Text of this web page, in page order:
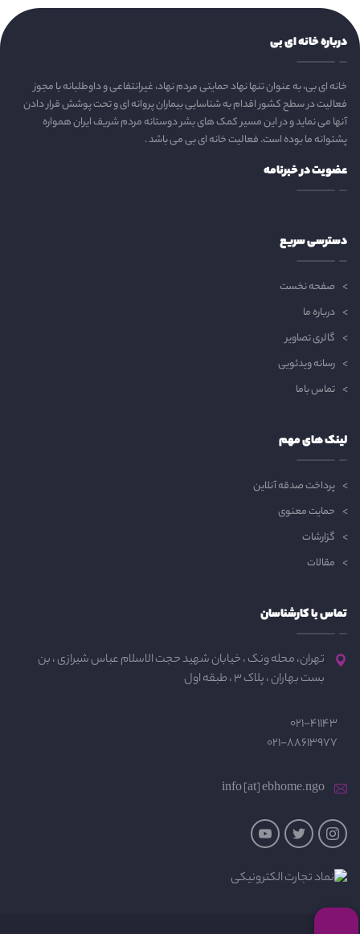
درباره خانه ای بی
خانه ای بی، به عنوان تنها نهاد حمایتی مردم نهاد، غیرانتفاعی و داوطلبانه با مجوز
فعالیت در سطح کشور اقدام به شناسایی بیماران پروانه ای و تحت پوشش قرار دادن
آنها می نماید و در این مسیر کمک های بشر دوستانه مردم شریف ایران همواره
پشتوانه ما بوده است. فعالیت خانه ای بی می باشد .
عضویت در خبرنامه
دسترسی سریع
صفحه نخست
درباره ما
گالری تصاویر
رسانه ویدئویی
تماس باما
لینک های مهم
پرداخت صدقه آنلاین
حمایت معنوی
گزارشات
مقالات
تماس با کارشناسان
تهران، محله ونک ، خیابان شهید حجت الاسلام عباس شیرازی ، بن
بست بهاران ، پلاک 3 ، طبقه اول
021-41143
021-88613977
info [at] ebhome.ngo